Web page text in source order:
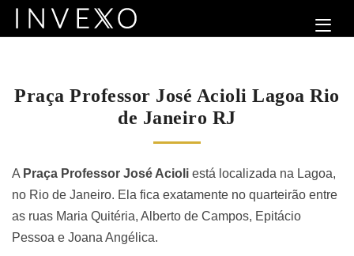
Praça Professor José Acioli Lagoa Rio
de Janeiro RJ
A Praça Professor José Acioli está localizada na Lagoa,
no Rio de Janeiro. Ela fica exatamente no quarteirão entre
as ruas Maria Quitéria, Alberto de Campos, Epitácio
Pessoa e Joana Angélica.